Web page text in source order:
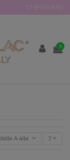
Wishlist (
0
A alla Z 7